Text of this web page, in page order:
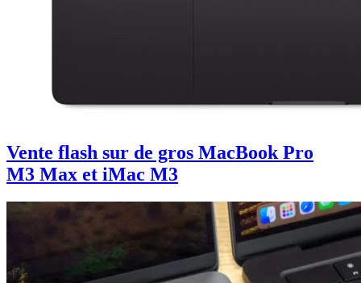
Vente flash sur de gros MacBook Pro
M3 Max et iMac M3